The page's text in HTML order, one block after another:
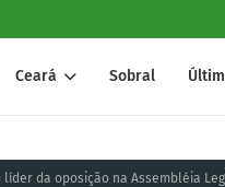
Ceará Sobral
da oposição na Assembléia